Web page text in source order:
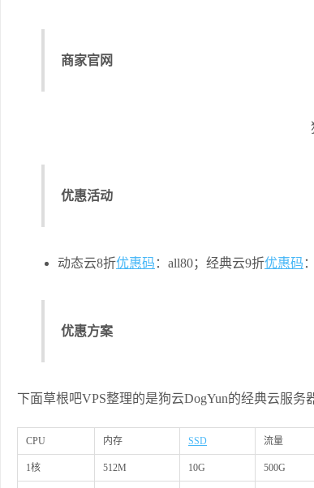
商家官网
优惠活动
动态云8折优惠码 ：all80；经典云9折优惠码
优惠方案
下面草根吧VPS整理的是狗云DogYun的经典云服务
CPU 内存 SSD 流量
1核 512M 10G 500G